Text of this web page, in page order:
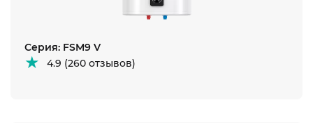
Серия: FSM9 V
4.9 (260 отзывов)